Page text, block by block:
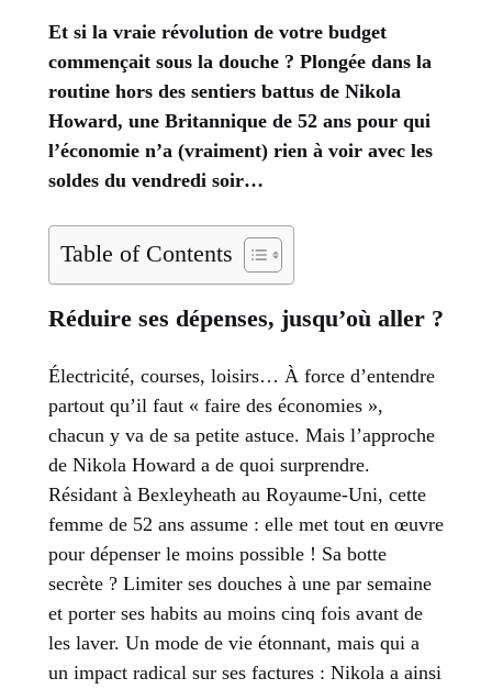
Et si la vraie révolution de votre budget
commençait sous la douche ? Plongée dans la
routine hors des sentiers battus de Nikola
Howard, une Britannique de 52 ans pour qui
l’économie n’a (vraiment) rien à voir avec les
soldes du vendredi soir…
Table of Contents
Réduire ses dépenses, jusqu’où aller ?
Électricité, courses, loisirs… À force d’entendre
partout qu’il faut « faire des économies »,
chacun y va de sa petite astuce. Mais l’approche
de Nikola Howard a de quoi surprendre.
Résidant à Bexleyheath au Royaume-Uni, cette
femme de 52 ans assume : elle met tout en œuvre
pour dépenser le moins possible ! Sa botte
secrète ? Limiter ses douches à une par semaine
et porter ses habits au moins cinq fois avant de
les laver. Un mode de vie étonnant, mais qui a
un impact radical sur ses factures : Nikola a ainsi